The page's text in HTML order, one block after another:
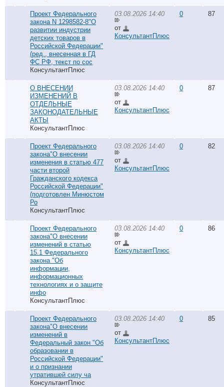
Проект Федерального
закона N 1298582-8"О
развитии индустрии
детских товаров в
Российской Федерации"
(ред., внесенная в ГД
ФС РФ, текст по сос
КонсультантПлюс
03.08.2026 14:40
от
КонсультантПлюс
0 87
О ВНЕСЕНИИ
ИЗМЕНЕНИЙ В
ОТДЕЛЬНЫЕ
ЗАКОНОДАТЕЛЬНЫЕ
АКТЫ
КонсультантПлюс
03.08.2026 14:40
от
КонсультантПлюс
0 87
Проект Федерального
закона"О внесении
изменения в статью 477
части второй
Гражданского кодекса
Российской Федерации"
(подготовлен Минюстом
Ро
КонсультантПлюс
03.08.2026 14:40
от
КонсультантПлюс
0 82
Проект Федерального
закона"О внесении
изменений в статью
15.1 Федерального
закона "Об
информации,
информационных
технологиях и о защите
инфо
КонсультантПлюс
03.08.2026 14:40
от
КонсультантПлюс
0 86
Проект Федерального
закона"О внесении
изменений в
Федеральный закон "Об
образовании в
Российской Федерации"
и о признании
утратившей силу ча
КонсультантПлюс
03.08.2026 14:40
от
КонсультантПлюс
0 85